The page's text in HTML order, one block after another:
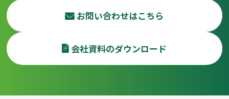
お問い合わせはこちら
会社資料のダウンロード